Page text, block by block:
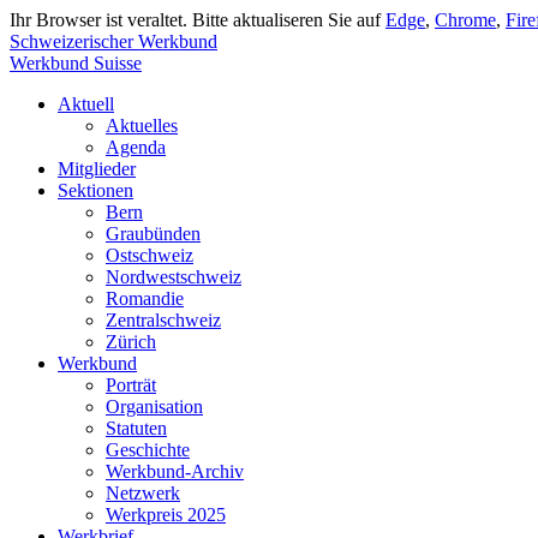
Ihr Browser ist veraltet. Bitte aktualiseren Sie aufEdge, Chrome,
Schweizerischer Werkbund
Werkbund Suisse
Aktuell
Aktuelles
Agenda
Mitglieder
Sektionen
Bern
Graubünden
Ostschweiz
Nordwestschweiz
Romandie
Zentralschweiz
Zürich
Werkbund
Porträt
Organisation
Statuten
Geschichte
Werkbund-Archiv
Netzwerk
Werkpreis 2025